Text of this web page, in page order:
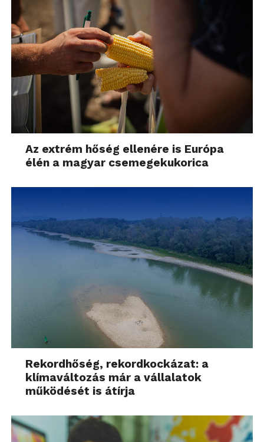
Az extrém hőség ellenére is Európa
élén a magyar csemegekukorica
Rekordhőség, rekordkockázat: a
klímaváltozás már a vállalatok
működését is átírja